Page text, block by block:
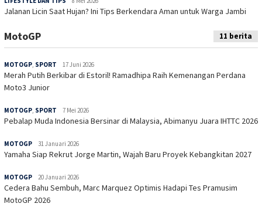
Jalanan Licin Saat Hujan? Ini Tips Berkendara Aman untuk Warga Jambi
MotoGP 11 berita
MOTOGP SPORT 17 Juni 2026
Merah Putih Berkibar di Estoril! Ramadhipa Raih Kemenangan Perdana
Moto3 Junior
MOTOGP SPORT 7 Mei 2026
Pebalap Muda Indonesia Bersinar di Malaysia, Abimanyu Juara IHTTC 2026
MOTOGP 31 Januari 2026
Yamaha Siap Rekrut Jorge Martin, Wajah Baru Proyek Kebangkitan 2027
MOTOGP 20 Januari 2026
Cedera Bahu Sembuh, Marc Marquez Optimis Hadapi Tes Pramusim
MotoGP 2026